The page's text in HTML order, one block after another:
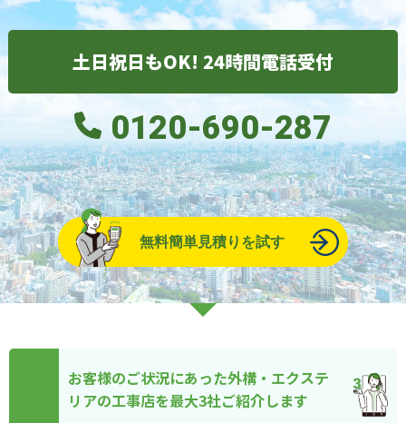
土日祝日もOK! 24時間電話受付
0120-690-287
無料簡単見積りを試す
お客様のご状況にあった外構・エクステ
リアの工事店を最大3社ご紹介します